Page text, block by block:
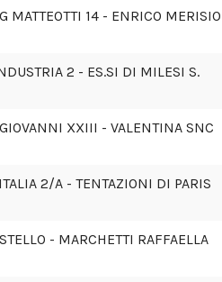
MATTEOTTI 14 - ENRICO MERISIO
2 - ES.SI DI MILESI S.
XXIII - VALENTINA SNC
2/A - TENTAZIONI DI PARIS
- MARCHETTI RAFFAELLA